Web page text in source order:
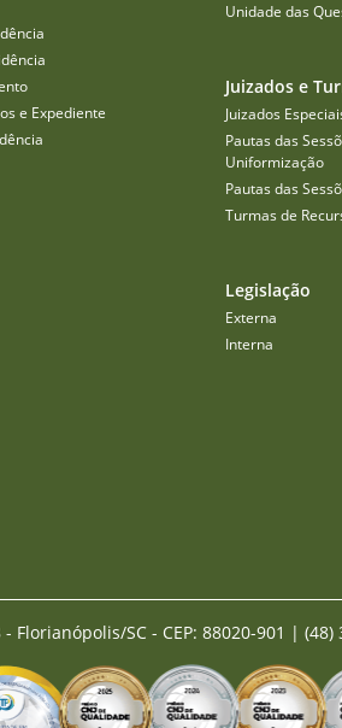
e Expediente
Unidade das
Juizados e
Juizados
Pautas das
Uniformização
Pautas das
Turmas de
Legislação
Externa
Interna
SC - CEP: 88020-901 | (48)